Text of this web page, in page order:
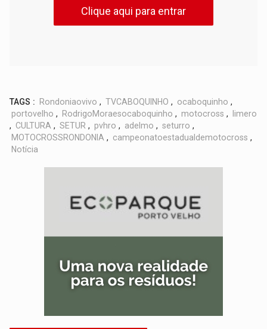
Clique aqui para entrar
TAGS : Rondoniaovivo , TVCABOQUINHO , ocaboquinho ,
portovelho , RodrigoMoraesocaboquinho , motocross ,
limero
, CULTURA , SETUR , pvhro , adelmo , seturro ,
MOTOCROSSRONDONIA , campeonatoestadualdemotocross ,
Notícia